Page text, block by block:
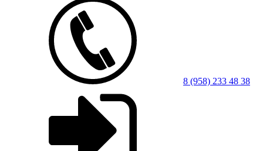
8 (958) 233 48 38